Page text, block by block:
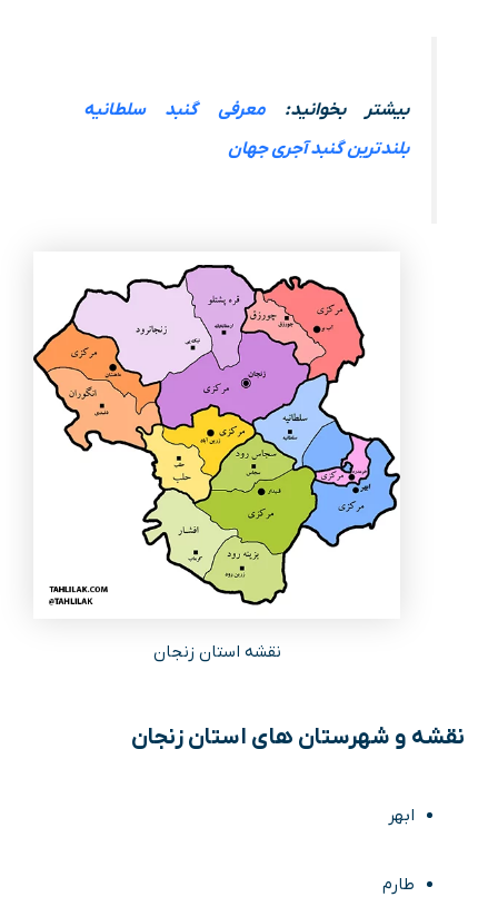
بیشتر بخوانید:معرفی گنبد سلطانیه
بلندترین گنبد آجری جهان
نقشه استان زنجان
نقشه و شهرستان های استان زنجان
ابهر
طارم